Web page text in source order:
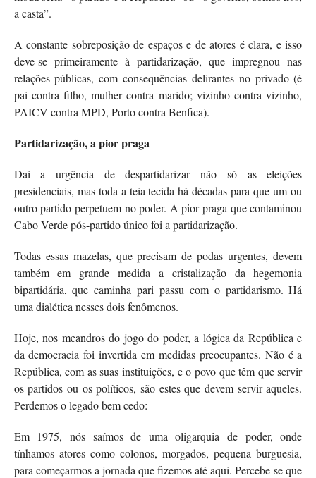
a casta”.
A constante sobreposição de espaços e de atores é clara, e isso
deve-se primeiramente à partidarização, que impregnou nas
relações públicas, com consequências delirantes no privado (é
pai contra filho, mulher contra marido; vizinho contra vizinho,
PAICV contra MPD, Porto contra Benfica).
Partidarização, a pior praga
Daí a urgência de despartidarizar não só as eleições
presidenciais, mas toda a teia tecida há décadas para que um ou
outro partido perpetuem no poder. A pior praga que contaminou
Cabo Verde pós-partido único foi a partidarização.
Todas essas mazelas, que precisam de podas urgentes, devem
também em grande medida a cristalização da hegemonia
bipartidária, que caminha pari passu com o partidarismo. Há
uma dialética nesses dois fenômenos.
Hoje, nos meandros do jogo do poder, a lógica da República e
da democracia foi invertida em medidas preocupantes. Não é a
República, com as suas instituições, e o povo que têm que servir
os partidos ou os políticos, são estes que devem servir aqueles.
Perdemos o legado bem cedo:
Em 1975, nós saímos de uma oligarquia de poder, onde
tínhamos atores como colonos, morgados, pequena burguesia,
para começarmos a jornada que fizemos até aqui. Percebe-se que